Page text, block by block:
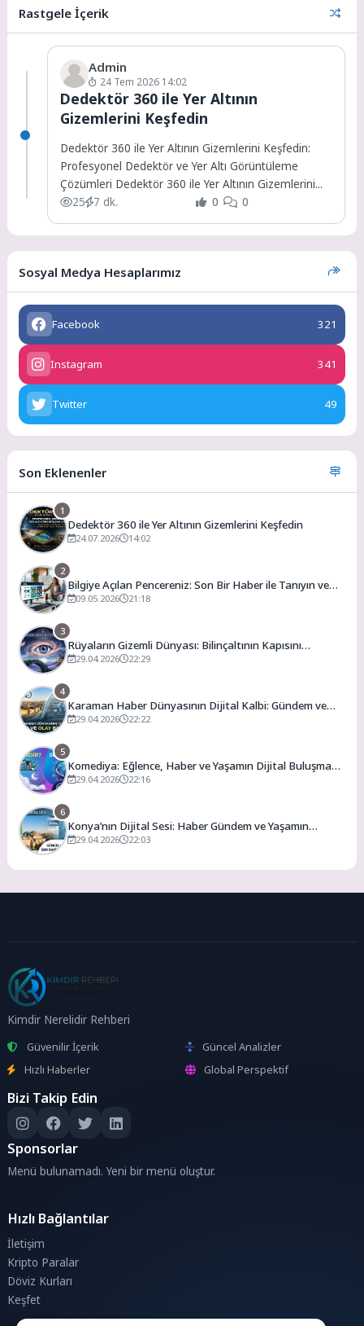
Rastgele İçerik
Admin
24 Tem 2026 14:02
Dedektör 360 ile Yer Altının
Gizemlerini Keşfedin
Dedektör 360 ile Yer Altının Gizemlerini Keşfedin:
Profesyonel Dedektör ve Yer Altı Görüntüleme
Çözümleri Dedektör 360 ile Yer Altının Gizemlerini...
25
7 dk. 0 0
Sosyal Medya Hesaplarımız
Facebook 321
Instagram 341
Twitter 49
Son Eklenenler
1
Dedektör 360 ile Yer Altının Gizemlerini Keşfedin
24.07.2026 14:02
2
Bilgiye Açılan Pencereniz: Son Bir Haber ile Tanıyın ve
Keşfedin
09.05.2026 21:18
3
Rüyaların Gizemli Dünyası: Bilinçaltının Kapısını
Aralamak
29.04.2026 22:29
4
Karaman Haber Dünyasının Dijital Kalbi: Gündem ve
Olay
29.04.2026 22:22
5
Komediya: Eğlence, Haber ve Yaşamın Dijital Buluşma
Noktası
29.04.2026 22:16
6
Konya’nın Dijital Sesi: Haber Gündem ve Yaşamın
Merkezi
29.04.2026 22:03
Kimdir Nerelidir Rehberi
Güvenilir İçerik
Güncel Analizler
Hızlı Haberler
Global Perspektif
Bizi Takip Edin
Sponsorlar
Menü bulunamadı. Yeni bir menü oluştur.
Hızlı Bağlantılar
İletişim
Kripto Paralar
Döviz Kurları
Keşfet